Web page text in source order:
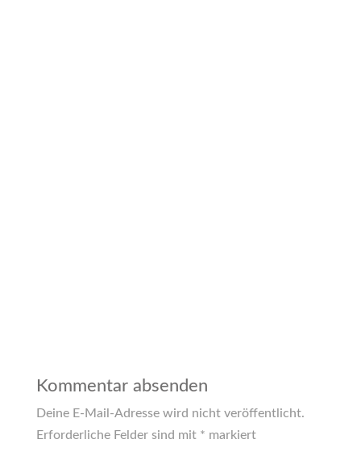
Kommentar absenden
Deine E-Mail-Adresse wird nicht veröffentlicht.
Erforderliche Felder sind mit * markiert